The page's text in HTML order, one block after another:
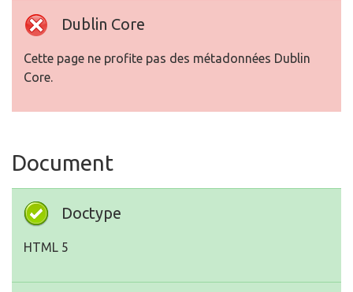
Dublin Core
Cette page ne profite pas des métadonnées Dublin
Core.
Document
Doctype
HTML 5